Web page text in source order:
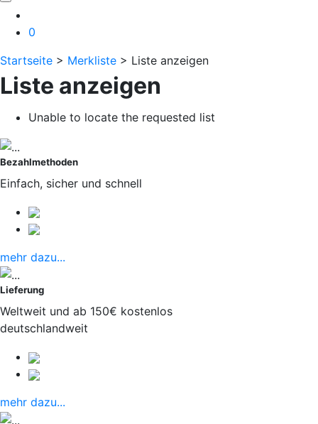
0
Startseite > Merkliste > Liste anzeigen
Liste anzeigen
Unable to locate the requested list
Bezahlmethoden
Einfach, sicher und schnell
mehr dazu...
Lieferung
Weltweit und ab 150€ kostenlos
deutschlandweit
mehr dazu...